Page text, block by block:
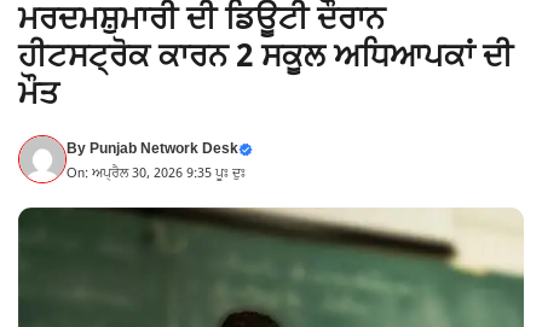
ਮਰਦਮਸ਼ੁਮਾਰੀ ਦੀ ਡਿਊਟੀ ਦੌਰਾਨ
ਹੀਟਸਟ੍ਰੋਕ ਕਾਰਨ 2 ਸਕੂਲ ਅਧਿਆਪਕਾਂ ਦੀ
ਮੌਤ
ByPunjab Network Desk
On: ਅਪ੍ਰੈਲ 30, 2026 9:35 ਪੂਃ ਦੁਃ